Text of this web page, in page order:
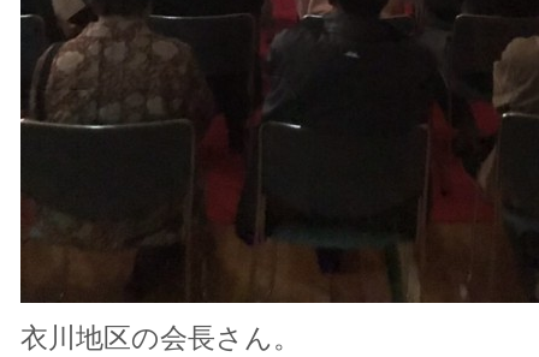
衣川地区の会長さん。